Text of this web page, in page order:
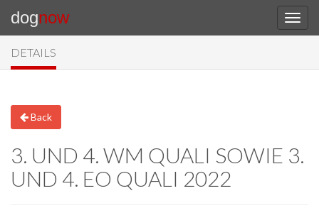
dognow
DETAILS
Back
3. UND 4. WM QUALI SOWIE 3.
UND 4. EO QUALI 2022